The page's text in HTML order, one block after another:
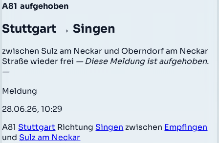
A81 aufgehoben
Stuttgart → Singen
zwischen Sulz am Neckar und Oberndorf am Neckar
Straße wieder frei — Diese Meldung ist aufgehoben.
—
Meldung
28.06.26, 10:29
A81 Stuttgart Richtung Singen zwischen Empfingen
und Sulz am Neckar